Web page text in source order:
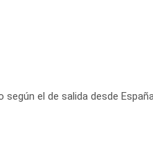
según el de salida desde